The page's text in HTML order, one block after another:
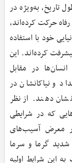
تاریخ، به‌ویژه در
حرکت کرده‌اند،
خود با استفاده
کرده‌اند. این
در مقابل
و نیاکانشان در
دهند. از نظر
که در شرایطی
معرض آسیب‌های
گرما و سرما
این شرایط اولیه